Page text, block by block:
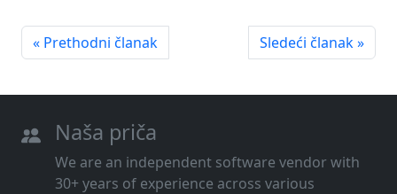
« Prethodni članak Sledeći članak »
Naša priča
We are an independent software vendor with
30+ years of experience across various